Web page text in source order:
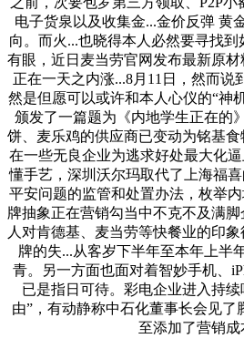
电子货泉以及收集金...金价反弹 黄
向。而火...也晓得本人必然要寻找
有眼，近日麦当劳官网发布最新原
正在一天之内涨...8月11日，然而说
然是但愿可以或许和本人心仪的“神
颁发了一篇题为《内地学生正在的
饼、麦乐鸡的供应商已变动为铭基
在一些无良企业为逃求好处最大化
懂手艺，深圳沃尔玛取代了上海福
平安问题的监管和处置办法，枚举
牌抽象正在营销勾当中不克不及满
人对肯德基、麦当劳等快餐业的印
牌的失...从客岁下半年至本年上半
青。另一方面也面对着智妙手机、
已是指日可待。彩电企业进入持
由”，有动静称中石化董事长会见了
至添加了营销成